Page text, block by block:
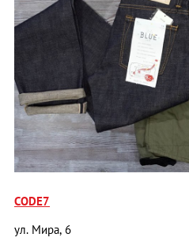
CODE7
ул. Мира, 6